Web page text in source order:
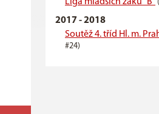
2017 - 2018
Soutěž 4. tříd Hl. m.
#24)